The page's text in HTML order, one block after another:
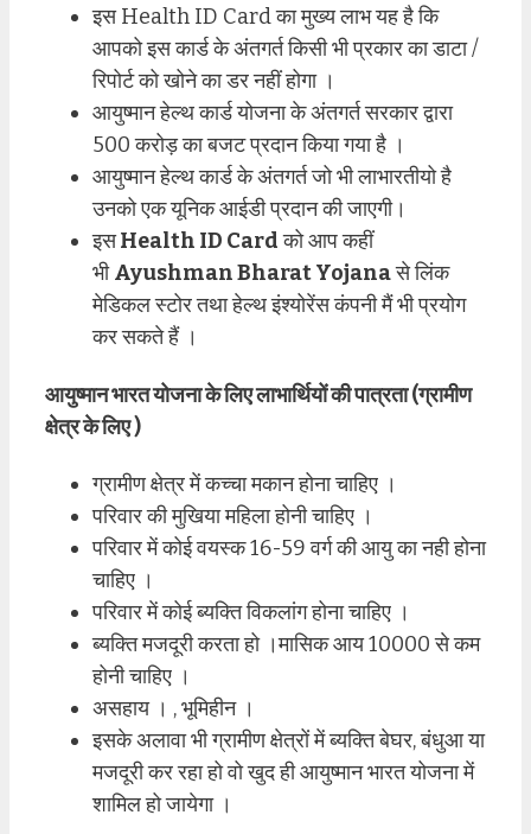
इस Health ID Card का मुख्य लाभ यह है कि
आपको इस कार्ड के अंतगर्त किसी भी प्रकार का डाटा /
रिपोर्ट को खोने का डर नहीं होगा ।
आयुष्मान हेल्थ कार्ड योजना के अंतगर्त सरकार द्वारा
500 करोड़ का बजट प्रदान किया गया है ।
आयुष्मान हेल्थ कार्ड के अंतगर्त जो भी लाभारतीयो है
उनको एक यूनिक आईडी प्रदान की जाएगी।
इसHealth ID Cardको आप कहीं
भीAyushman Bharat Yojanaसे लिंक
मेडिकल स्टोर तथा हेल्थ इंश्योरेंस कंपनी मैं भी प्रयोग
कर सकते हैं ।
आयुष्मान भारत योजना के लिए लाभार्थियों की पात्रता (ग्रामीण
क्षेत्र के लिए )
ग्रामीण क्षेत्र में कच्चा मकान होना चाहिए ।
परिवार की मुखिया महिला होनी चाहिए ।
परिवार में कोई वयस्क 16-59 वर्ग की आयु का नही होना
चाहिए ।
परिवार में कोई ब्यक्ति विकलांग होना चाहिए ।
ब्यक्ति मजदूरी करता हो ।मासिक आय 10000 से कम
होनी चाहिए ।
असहाय । , भूमिहीन ।
इसके अलावा भी ग्रामीण क्षेत्रों में ब्यक्ति बेघर, बंधुआ या
मजदूरी कर रहा हो वो खुद ही आयुष्मान भारत योजना में
शामिल हो जायेगा ।